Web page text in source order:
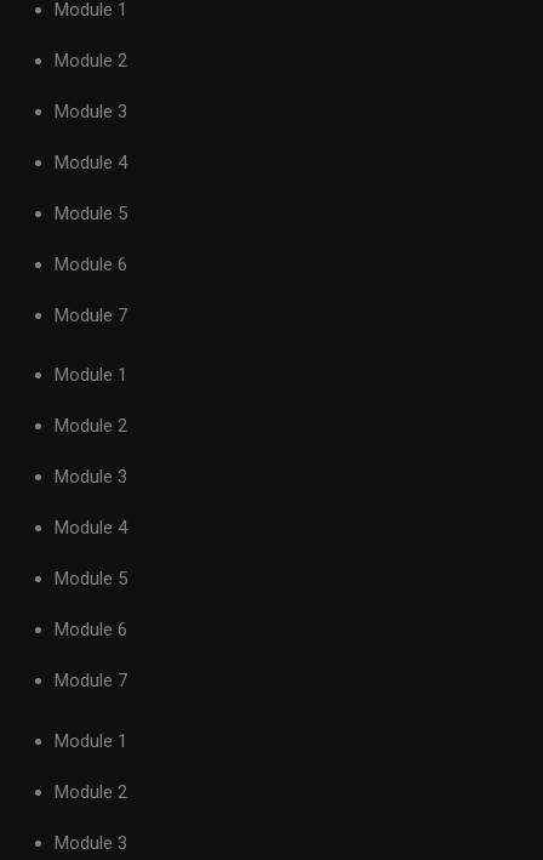
Module 1
Module 2
Module 3
Module 4
Module 5
Module 6
Module 7
Module 1
Module 2
Module 3
Module 4
Module 5
Module 6
Module 7
Module 1
Module 2
Module 3